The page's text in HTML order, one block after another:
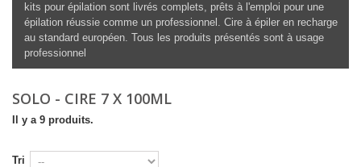
kits pour épilation sont livrés complets, prêts à l'emploi pour une
épilation réussie comme un professionnel. Cire à épiler en recharge
au standard européen. Tous les produits présentés sont à usage
professionnel
SOLO - CIRE 7 X 100ML
Il y a 9 produits.
Tri